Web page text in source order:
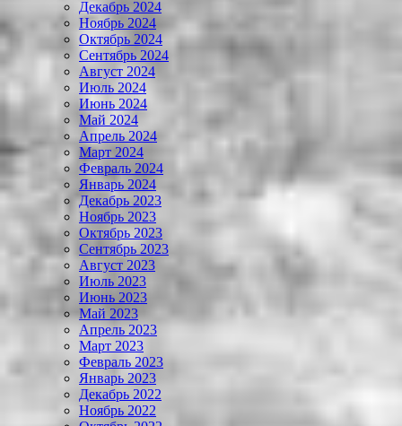
Декабрь 2024
Ноябрь 2024
Октябрь 2024
Сентябрь 2024
Август 2024
Июль 2024
Июнь 2024
Май 2024
Апрель 2024
Март 2024
Февраль 2024
Январь 2024
Декабрь 2023
Ноябрь 2023
Октябрь 2023
Сентябрь 2023
Август 2023
Июль 2023
Июнь 2023
Май 2023
Апрель 2023
Март 2023
Февраль 2023
Январь 2023
Декабрь 2022
Ноябрь 2022